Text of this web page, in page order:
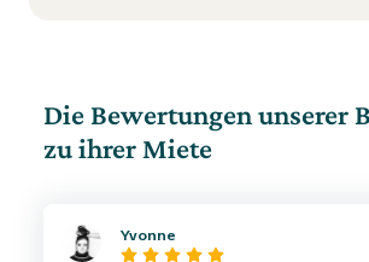
Die Bewertungen unserer
zu ihrer Miete
Yvonne